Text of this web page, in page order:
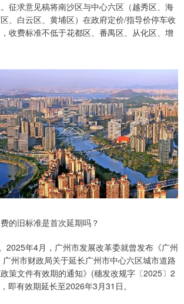
征求意见稿将南沙区与中心六区（越秀区、海
、白云区、黄埔区）在政府定价/指导价停车收
收费标准不低于花都区、番禺区、从化区、增
的旧标准是首次延期吗？
2025年4月，广州市发展改革委就曾发布《广州
州市财政局关于延长广州市中心六区城市道路
策文件有效期的通知》(穗发改规字〔2025〕2
即有效期延长至2026年3月31日。